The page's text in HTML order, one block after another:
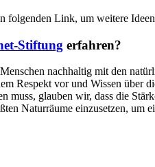
Wie wäre es, wenn Sie
folgenden Link, um weitere
Stiftung erfahren?
nachhaltig mit den
Respekt vor und Wissen
Naturräume einzusetzen, um